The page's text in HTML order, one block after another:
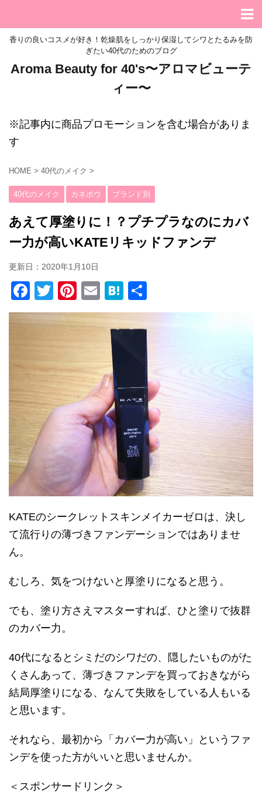
香りの良いコスメが好き！乾燥肌をしっかり保湿してシワとたるみを防
ぎたい40代のためのブログ
Aroma Beauty for 40's〜アロマビューテ
ィー〜
※記事内に商品プロモーションを含む場合がありま
す
HOME > 40代のメイク >
40代のメイク カネボウ ブランド別
あえて厚塗りに！？プチプラなのにカバ
ー力が高いKATEリキッドファンデ
更新日： 2020年1月10日
F
a
c
b
o
k
T
wi
tt
er
Pi
nt
er
e
st
E
m
ail
H
at
e
有
KATEのシークレットスキンメイカーゼロは、決し
て流行りの薄づきファンデーションではありませ
ん。
むしろ、気をつけないと厚塗りになると思う。
でも、塗り方さえマスターすれば、ひと塗りで抜群
のカバー力。
40代になるとシミだのシワだの、隠したいものがた
くさんあって、薄づきファンデを買っておきながら
結局厚塗りになる、なんて失敗をしている人もいる
と思います。
それなら、最初から「カバー力が高い」というファ
ンデを使った方がいいと思いませんか。
＜スポンサードリンク＞